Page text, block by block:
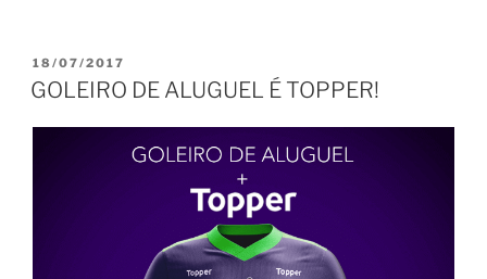
PUBLICADO
EM
18/07/2017
GOLEIRO DE ALUGUEL É TOPPER!